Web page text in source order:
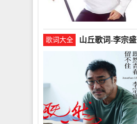
歌词大全 山丘歌词-李宗盛